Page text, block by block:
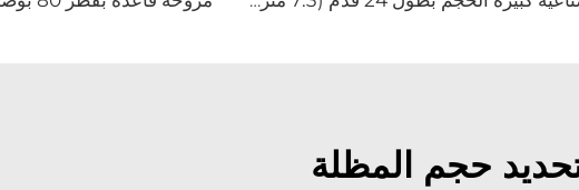
حجم المظلة